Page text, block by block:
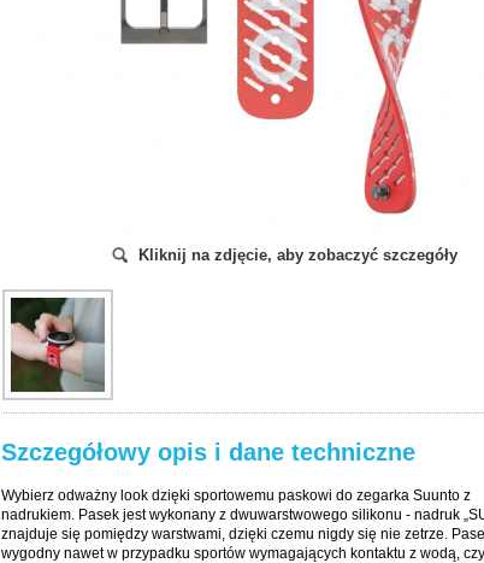
Kliknij na zdjęcie, aby zobaczyć szczegóły
Szczegółowy opis i dane techniczne
Wybierz odważny look dzięki sportowemu paskowi do zegarka Suunto z
nadrukiem. Pasek jest wykonany z dwuwarstwowego silikonu - nadruk
znajduje się pomiędzy warstwami, dzięki czemu nigdy się nie zetrze.
wygodny nawet w przypadku sportów wymagających kontaktu z wodą, czy